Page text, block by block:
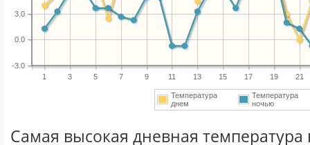
1 3 5 7 9 11 13 15 17 19 21
-3.0
0.0
3.0
Температура
днем
Температура
ночью
Самая высокая дневная температура